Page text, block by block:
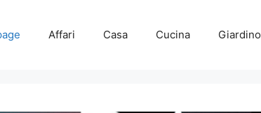
Affari Casa Cucina Giardino